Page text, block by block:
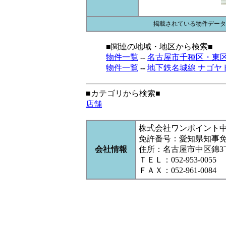
掲載されている物件デー
■関連の地域・地区から検索■
物件一覧 -- 名古屋市千種区・東
物件一覧 -- 地下鉄名城線 ナゴヤ
■カテゴリから検索■
店舗
会社情報
株式会社ワンポイント
免許番号：愛知県知事
住所：名古屋市中区錦3
ＴＥＬ：052-953-0055
ＦＡＸ：052-961-0084